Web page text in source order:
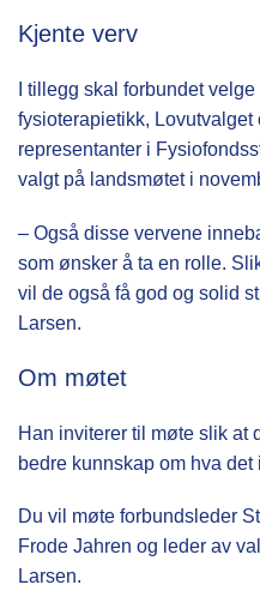
Kjente verv
I tillegg skal forbundet
fysioterapietikk,
representanter i
valgt på landsmøtet i
– Også disse vervene
som ønsker å ta en rolle.
vil de også få god og solid
Larsen.
Om møtet
Han inviterer til møte slik at
bedre kunnskap om hva
Du vil møte forbundsleder
Frode Jahren og leder av
Larsen.